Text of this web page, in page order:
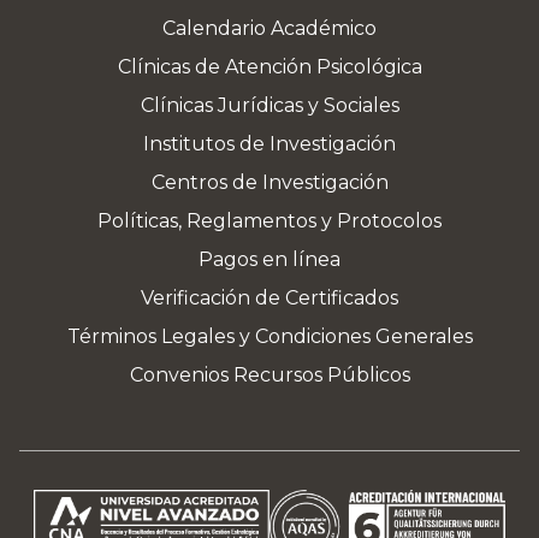
Calendario Académico
Clínicas de Atención Psicológica
Clínicas Jurídicas y Sociales
Institutos de Investigación
Centros de Investigación
Políticas, Reglamentos y Protocolos
Pagos en línea
Verificación de Certificados
Términos Legales y Condiciones Generales
Convenios Recursos Públicos